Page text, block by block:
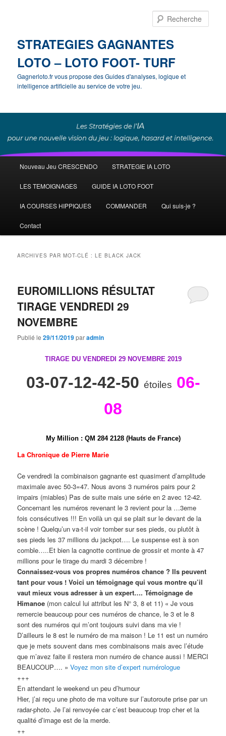
STRATEGIES GAGNANTES
LOTO – LOTO FOOT- TURF
Gagnerloto.fr vous propose des Guides d'analyses, logique et
intelligence artificielle au service de votre jeu.
principal
Aller
au
contenu
Aller
au
contenu
Nouveau Jeu CRESCENDO STRATEGIE IA LOTO
LES TEMOIGNAGES GUIDE IA LOTO FOOT
IA COURSES HIPPIQUES COMMANDER Qui suis-je ?
Contact
ARCHIVES PAR MOT-CLÉ :LE BLACK JACK
EUROMILLIONS RÉSULTAT
TIRAGE VENDREDI 29
NOVEMBRE
Publié le29/11/2019paradmin
TIRAGE DU VENDREDI 29 NOVEMBRE 2019
03-07-12-42-50 étoiles 06-
08
My Million: QM 284 2128 (Hauts de France)
La Chronique de Pierre Marie
Ce vendredi la combinaison gagnante est quasiment d’amplitude
maximale avec 50-3=47. Nous avons 3 numéros pairs pour 2
impairs (miables) Pas de suite mais une série en 2 avec 12-42.
Concernant les numéros revenant le 3 revient pour la …3eme
fois consécutives !!! En voilà un qui se plait sur le devant de la
scène ! Quelqu’un va-t-il voir tomber sur ses pieds, ou plutôt à
ses pieds les 37 millions du jackpot…. Le suspense est à son
comble…..Et bien la cagnotte continue de grossir et monte à 47
millions pour le tirage du mardi 3 décembre !
Connaissez-vous vos propres numéros chance ? Ils peuvent
tant pour vous ! Voici un témoignage qui vous montre qu’il
vaut mieux vous adresser à un expert…. Témoignage de
Himanoe (mon calcul lui attribut les N° 3, 8 et 11) « Je vous
remercie beaucoup pour ces numéros de chance, le 3 et le 8
sont des numéros qui m’ont toujours suivi dans ma vie !
D’ailleurs le 8 est le numéro de ma maison ! Le 11 est un numéro
que je mets souvent dans mes combinaisons mais avec l’étude
que m’avez faite il restera mon numéro de chance aussi ! MERCI
BEAUCOUP…. »Voyez mon site d’expert numérologue
+++
En attendant le weekend un peu d’humour
Hier, j’ai reçu une photo de ma voiture sur l’autoroute prise par un
radar-photo. Je l’ai renvoyée car c’est beaucoup trop cher et la
qualité d’image est de la merde.
++